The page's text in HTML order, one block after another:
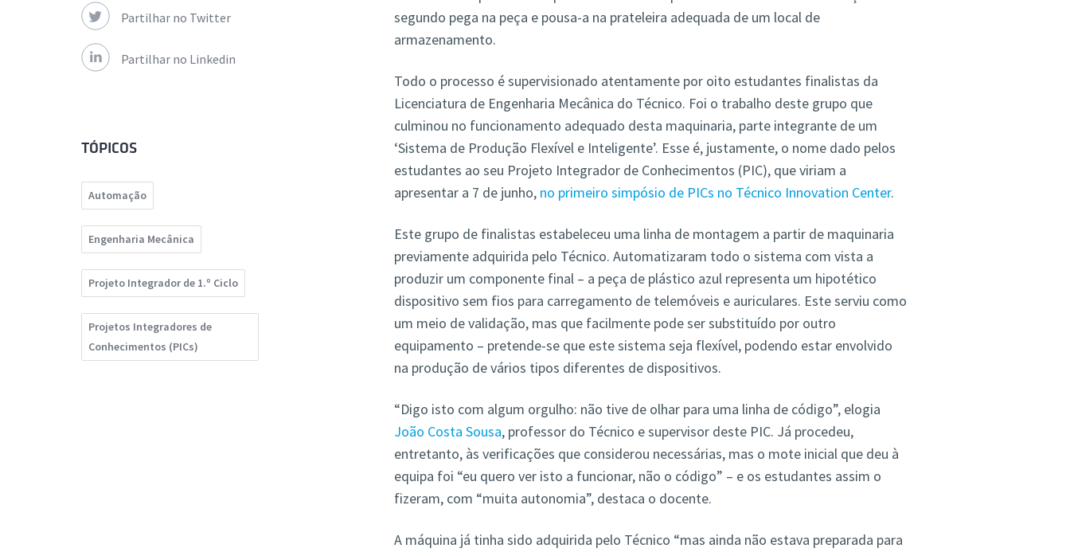
segundo pega na peça e pousa-a na prateleira adequada de um local de
armazenamento.
Todo o processo é supervisionado atentamente por oito estudantes finalistas da
Licenciatura de Engenharia Mecânica do Técnico. Foi o trabalho deste grupo que
culminou no funcionamento adequado desta maquinaria, parte integrante de um
‘Sistema de Produção Flexível e Inteligente’. Esse é, justamente, o nome dado pelos
estudantes ao seu Projeto Integrador de Conhecimentos (PIC), que viriam a
apresentar a 7 de junho, no primeiro simpósio de PICs no Técnico Innovation Center.
Este grupo de finalistas estabeleceu uma linha de montagem a partir de maquinaria
previamente adquirida pelo Técnico. Automatizaram todo o sistema com vista a
produzir um componente final – a peça de plástico azul representa um hipotético
dispositivo sem fios para carregamento de telemóveis e auriculares. Este serviu como
um meio de validação, mas que facilmente pode ser substituído por outro
equipamento – pretende-se que este sistema seja flexível, podendo estar envolvido
na produção de vários tipos diferentes de dispositivos.
“Digo isto com algum orgulho: não tive de olhar para uma linha de código”, elogia
João Costa Sousa, professor do Técnico e supervisor deste PIC. Já procedeu,
entretanto, às verificações que considerou necessárias, mas o mote inicial que deu à
equipa foi “eu quero ver isto a funcionar, não o código” – e os estudantes assim o
fizeram, com “muita autonomia”, destaca o docente.
A máquina já tinha sido adquirida pelo Técnico “mas ainda não estava preparada para
Partilhar no Twitter
Partilhar no Linkedin
TÓPICOS
Automação
Engenharia Mecânica
Projeto Integrador de 1.º Ciclo
Projetos Integradores de
Conhecimentos (PICs)